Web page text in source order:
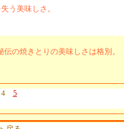
う美味しさ。
の焼きとりの美味しさは格別。
5